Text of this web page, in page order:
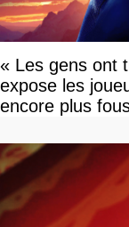
« Les gens ont
expose les
encore plus